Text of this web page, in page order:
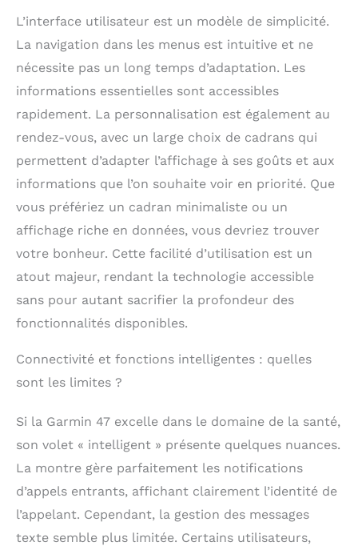
un réseau de
paiement) Surveillez le
yoga, le Pilates, le
cardio, la danse, le
consciente et plus
encore avec les
applications sportives
; connectez-vous au
GPS de votre
smartphone
surveiller
soigneusement les
promenades en plein
plus encore Découvrez
à quel point vous êtes
actif pendant la
calories brûlées, les
données présentées
une estimation
rapprochée des
métriques surveillées)
L’interface utilisateur est un modèle de simplicité.
La navigation dans les menus est intuitive et ne
nécessite pas un long temps d’adaptation. Les
informations essentielles sont accessibles
rapidement. La personnalisation est également au
rendez-vous, avec un large choix de cadrans qui
permettent d’adapter l’affichage à ses goûts et aux
informations que l’on souhaite voir en priorité. Que
vous préfériez un cadran minimaliste ou un
affichage riche en données, vous devriez trouver
votre bonheur. Cette facilité d’utilisation est un
atout majeur, rendant la technologie accessible
sans pour autant sacrifier la profondeur des
fonctionnalités disponibles.
Connectivité et fonctions intelligentes : quelles
sont les limites ?
Si la Garmin 47 excelle dans le domaine de la santé,
son volet « intelligent » présente quelques nuances.
La montre gère parfaitement les notifications
d’appels entrants, affichant clairement l’identité de
l’appelant. Cependant, la gestion des messages
texte semble plus limitée. Certains utilisateurs,